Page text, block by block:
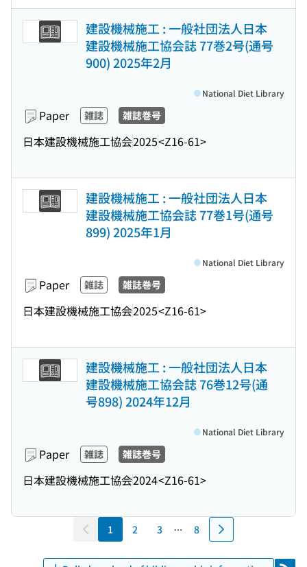
建設機械施工 : 一般社団法人日本
建設機械施工協会誌 77巻2号(通号
900) 2025年2月
Paper 雑誌 雑誌巻号
日本建設機械施工協会2025<Z16-61>
National Diet Library
建設機械施工 : 一般社団法人日本
建設機械施工協会誌 77巻1号(通号
899) 2025年1月
Paper 雑誌 雑誌巻号
日本建設機械施工協会2025<Z16-61>
National Diet Library
建設機械施工 : 一般社団法人日本
建設機械施工協会誌 76巻12号(通
号898) 2024年12月
Paper 雑誌 雑誌巻号
日本建設機械施工協会2024<Z16-61>
National Diet Library
1 2 3 8